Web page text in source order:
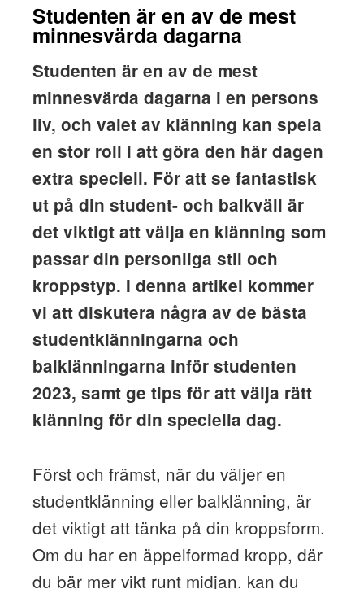
Studenten är en av de mest
minnesvärda dagarna
Studenten är en av de mest
minnesvärda dagarna i en persons
liv, och valet av klänning kan spela
en stor roll i att göra den här dagen
extra speciell. För att se fantastisk
ut på din student- och balkväll är
det viktigt att välja en klänning som
passar din personliga stil och
kroppstyp. I denna artikel kommer
vi att diskutera några av de bästa
studentklänningarna och
balklänningarna inför studenten
2023, samt ge tips för att välja rätt
klänning för din speciella dag.
Först och främst, när du väljer en
studentklänning eller balklänning, är
det viktigt att tänka på din kroppsform.
Om du har en äppelformad kropp, där
du bär mer vikt runt midjan, kan du